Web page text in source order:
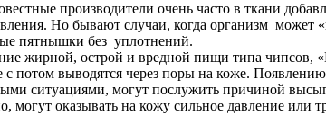
производители очень часто в ткани
Но бывают случаи, когда организм может
пятнышки без уплотнений.
жирной, острой и вредной пищи типа чипсов,
потом выводятся через поры на коже.
ситуациями, могут послужить причиной
оказывать на кожу сильное давление или